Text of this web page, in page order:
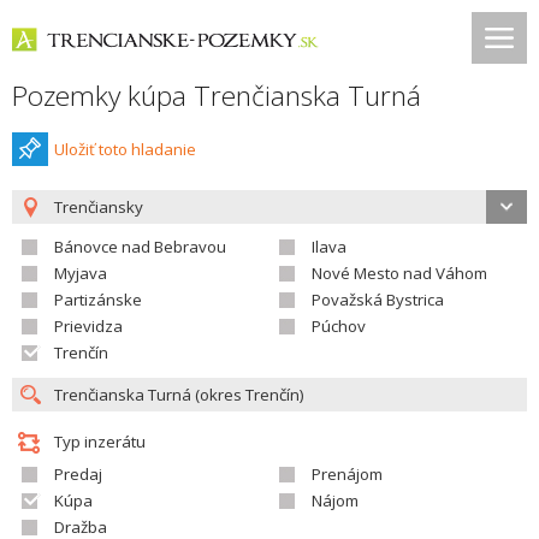
Pozemky kúpa Trenčianska Turná
Uložiť toto hladanie
Trenčiansky
Bánovce nad Bebravou
Ilava
Myjava
Nové Mesto nad Váhom
Partizánske
Považská Bystrica
Prievidza
Púchov
Trenčín
Typ inzerátu
Predaj
Prenájom
Kúpa
Nájom
Dražba